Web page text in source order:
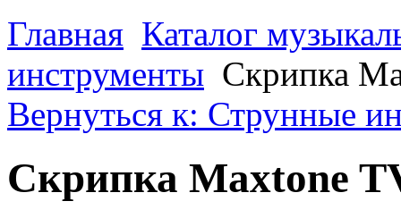
Главная Каталог
инструменты Скрипка
Вернуться к: Струнные
Скрипка Maxtone